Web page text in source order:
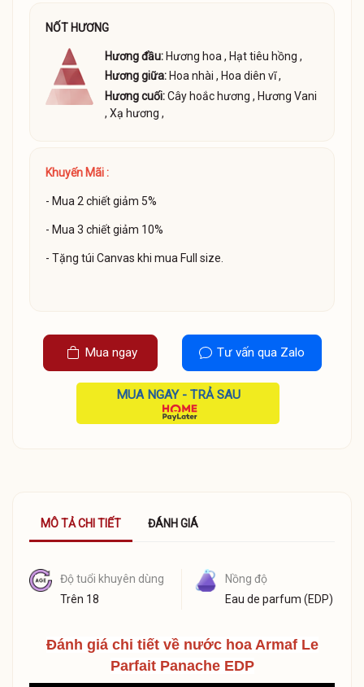
NỐT HƯƠNG
Hương đầu: Hương hoa , Hạt tiêu hồng ,
Hương giữa: Hoa nhài , Hoa diên vĩ,
Hương cuối:Cây hoắc hương , Hương Vani
,Xạ hương ,
Khuyến Mãi :
- Mua 2 chiết giảm 5%
- Mua 3 chiết giảm 10%
- Tặng túi Canvas khi mua Full size.
Mua ngay Tư vấn qua Zalo
MUA NGAY - TRẢ SAU
MÔ TẢ CHI TIẾT ĐÁNH GIÁ
Độ tuổi khuyên dùng
Trên 18
Nồng độ
Eau de parfum (EDP)
Đánh giá chi tiết về nước hoa Armaf Le
Parfait Panache EDP